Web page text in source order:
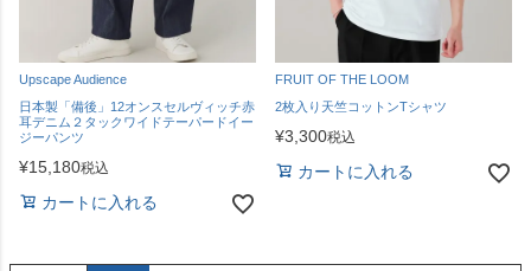
Upscape Audience
日本製「備後」12オンスセルヴィッチ赤
耳デニム２タックワイドテーパードイー
ジーパンツ
¥15,180税込
カートに入れる
FRUIT OF THE LOOM
2枚入り天竺コットンTシャツ
¥3,300税込
カートに入れる